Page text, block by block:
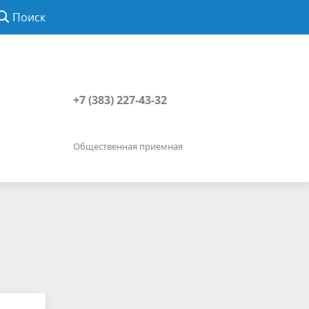
Поиск
+7 (383) 227-43-32
Общественная приемная